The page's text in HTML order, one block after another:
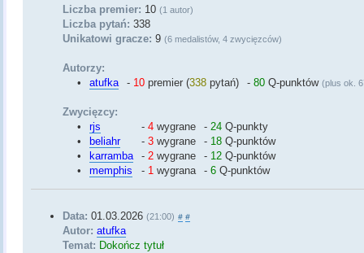
Liczba premier: 10(1 autor)
Liczba pytań: 338
Unikatowi gracze: 9(6 medalistów, 4 zwycięzców)
Autorzy:
•
atufka - 10 premier (338 pytań) -80 Q-punktów(plus ok.
Zwycięzcy:
•
rjs -4 wygrane -24 Q-punkty
•
beliahr -3 wygrane - 18 Q-punktów
•
karramba -2 wygrane - 12 Q-punktów
•
memphis - 1 wygrana -6 Q-punktów
Data: 01.03.2026(21:00) # #
Autor: atufka
Temat: Dokończ tytuł